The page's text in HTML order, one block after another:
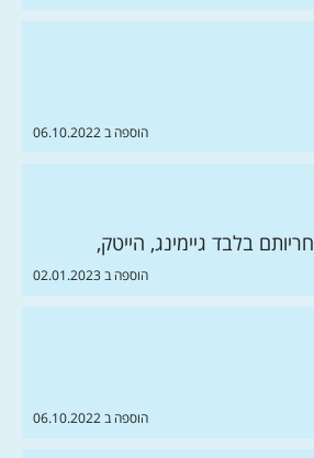
הוספה ב 06.10.2022
בלבד גיימינג, הייטק,
הוספה ב 02.01.2023
הוספה ב 06.10.2022